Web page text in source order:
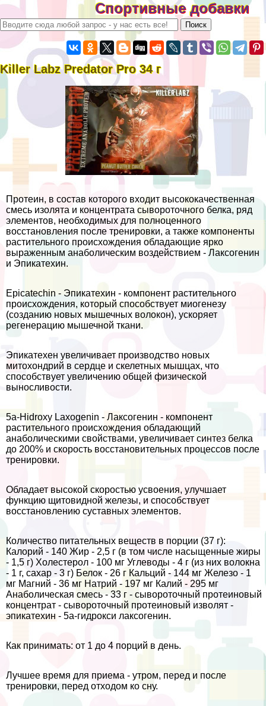
Спортивные добавки
Killer Labz Predator Pro 34 г
Протеин, в состав которого входит высококачественная
смесь изолята и концентрата сывороточного белка, ряд
элементов, необходимых для полноценного
восстановления после тренировки, а также компоненты
растительного происхождения обладающие ярко
выраженным анаболическим воздействием - Лаксогенин
и Эпикатехин.
Epicatechin - Эпикатехин - компонент растительного
происхождения, который способствует миогенезу
(созданию новых мышечных волокон), ускоряет
регенерацию мышечной ткани.
Эпикатехен увеличивает производство новых
митохондрий в сердце и скелетных мышцах, что
способствует увеличению общей физической
выносливости.
5a-Hidroxy Laxogenin - Лаксогенин - компонент
растительного происхождения обладающий
анаболическими свойствами, увеличивает синтез белка
до 200% и скорость восстановительных процессов после
тренировки.
Обладает высокой скоростью усвоения, улучшает
функцию щитовидной железы, и способствует
восстановлению суставных элементов.
Количество питательных веществ в порции (37 г):
Калорий - 140 Жир - 2,5 г (в том числе насыщенные жиры
- 1,5 г) Холестерол - 100 мг Углеводы - 4 г (из них волокна
- 1 г, сахар - 3 г) Белок - 26 г Кальций - 144 мг Железо - 1
мг Магний - 36 мг Натрий - 197 мг Калий - 295 мг
Анаболическая смесь - 33 г - сывороточный протеиновый
концентрат - сывороточный протеиновый изволят -
эпикатехин - 5а-гидрокси лаксогенин.
Как принимать: от 1 до 4 порций в день.
Лучшее время для приема - утром, перед и после
тренировки, перед отходом ко сну.